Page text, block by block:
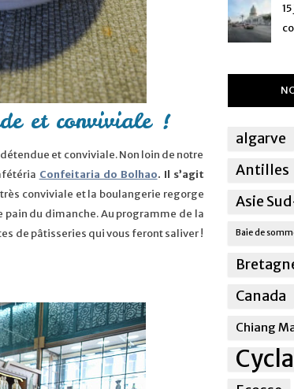
et conviviale !
et conviviale. Non loin de notre
Confeitaria do Bolhao. Il s’agit
conviviale et la boulangerie regorge
pain du dimanche. Au programme de la
de pâtisseries qui vous feront saliver !
algarve
Antilles
Asie
Baie de
Canada
Chiang